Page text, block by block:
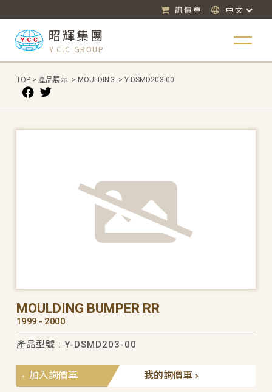
詢價車 中文
昭輝集團
Y.C.C GROUP
TOP > 產品展示 > MOULDING > Y-DSMD203-00
MOULDING BUMPER RR
1999 - 2000
產品型號 : Y-DSMD203-00
我的詢價車
加入詢價車